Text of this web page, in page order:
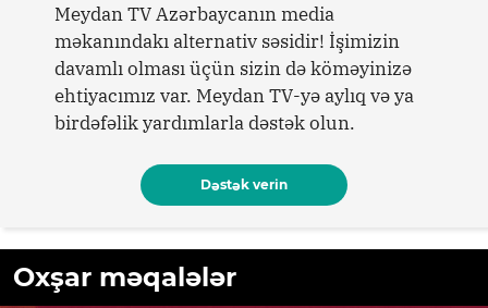
Meydan TV Azərbaycanın media
məkanındakı alternativ səsidir! İşimizin
davamlı olması üçün sizin də köməyinizə
ehtiyacımız var. Meydan TV-yə aylıq və ya
birdəfəlik yardımlarla dəstək olun.
Dəstək verin
Oxşar məqalələr